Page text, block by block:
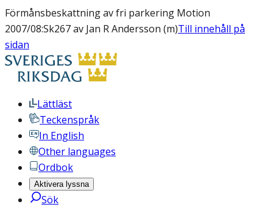
Förmånsbeskattning av fri parkering Motion
2007/08:Sk267 av Jan R Andersson (m)Till innehåll på
sidan
Lättläst
Teckenspråk
In English
Other languages
Ordbok
Aktivera lyssna
Sök